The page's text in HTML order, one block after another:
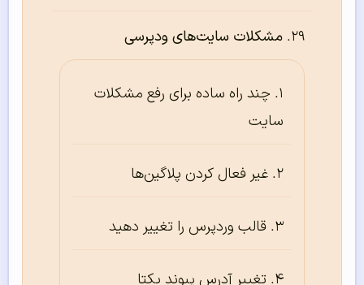
مشکلات سایت‌های ودپرسی
چند راه ساده برای رفع مشکلات
سایت
غیر فعال کردن پلاگین‌ها
قالب وردپرس را تغییر دهید
تغییر آدرس پیوند یکتا